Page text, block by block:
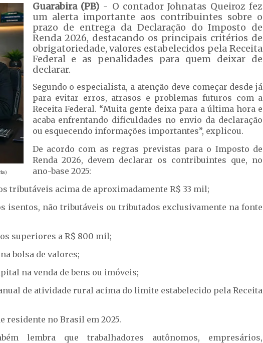
Guarabira (PB)- O contador Johnatas Queiroz fez
um alerta importante aos contribuintes sobre o
prazo de entrega da Declaração do Imposto de
Renda 2026, destacando os principais critérios de
obrigatoriedade, valores estabelecidos pela Receita
Federal e as penalidades para quem deixar de
declarar.
Segundo o especialista, a atenção deve começar desde já
para evitar erros, atrasos e problemas futuros com a
Receita Federal. “Muita gente deixa para a última hora e
acaba enfrentando dificuldades no envio da declaração
ou esquecendo informações importantes”, explicou.
De acordo com as regras previstas para o Imposto de
Renda 2026, devem declarar os contribuintes que, no
ano-base 2025:
tributáveis acima de aproximadamente R$ 33 mil;
isentos, não tributáveis ou tributados exclusivamente na fonte
superiores a R$ 800 mil;
bolsa de valores;
na venda de bens ou imóveis;
de atividade rural acima do limite estabelecido pela Receita
residente no Brasil em 2025.
lembra que trabalhadores autônomos, empresários,